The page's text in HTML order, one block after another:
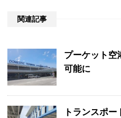
関連記事
プーケット空
可能に
トランスポ